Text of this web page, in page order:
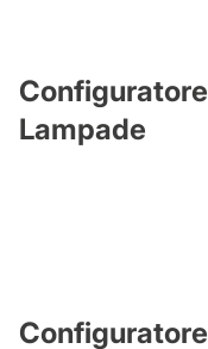
Configuratore
Lampade
Configuratore